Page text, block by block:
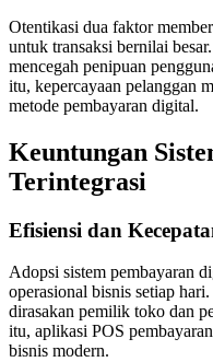
Otentikasi dua faktor
untuk transaksi bernilai
mencegah penipuan
itu, kepercayaan pelanggan
metode pembayaran digital.
Keuntungan
Terintegrasi
Efisiensi dan
Adopsi sistem pembayaran
operasional bisnis setiap
dirasakan pemilik toko dan
itu, aplikasi POS
bisnis modern.